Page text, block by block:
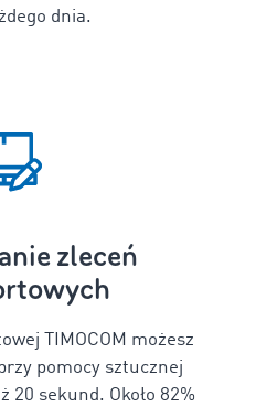
dnia.
zleceń
TIMOCOM możesz
pomocy sztucznej
sekund. Około 82%